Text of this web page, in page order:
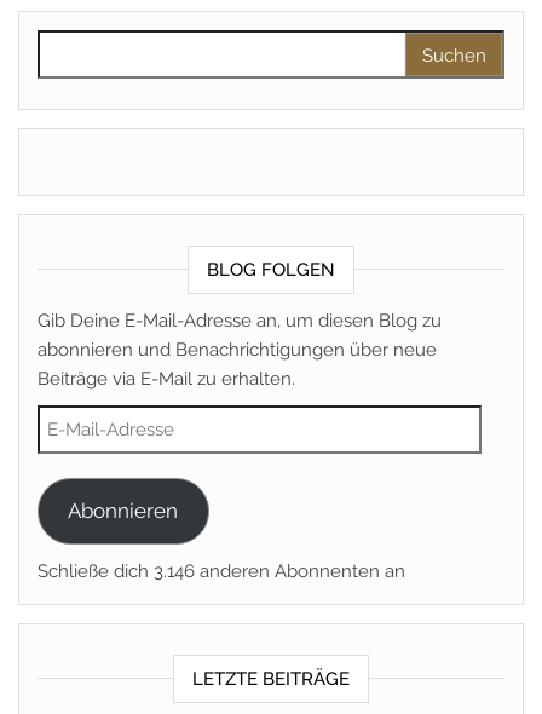
BLOG FOLGEN
Gib Deine E-Mail-Adresse an, um diesen Blog zu
abonnieren und Benachrichtigungen über neue
Beiträge via E-Mail zu erhalten.
E-Mail-Adresse
Abonnieren
Schließe dich 3.146 anderen Abonnenten an
LETZTE BEITRÄGE